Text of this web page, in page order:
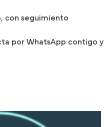
con seguimiento
por WhatsApp contigo y